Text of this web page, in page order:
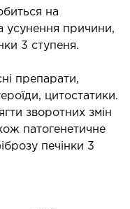
на
усунення причини,
3 ступеня.
препарати,
цитостатики.
зворотних змін
патогенетичне
печінки 3